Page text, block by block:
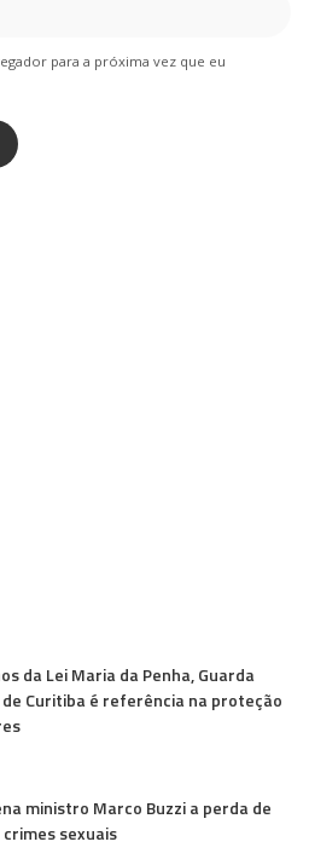
para a próxima vez que eu
da Lei Maria da Penha, Guarda
Curitiba é referência na proteção
ministro Marco Buzzi a perda de
sexuais